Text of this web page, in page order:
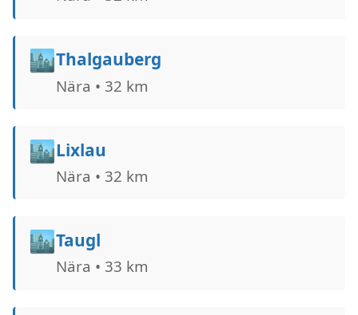
🏙️Thalgauberg
Nära • 32 km
🏙️Lixlau
Nära • 32 km
🏙️Taugl
Nära • 33 km